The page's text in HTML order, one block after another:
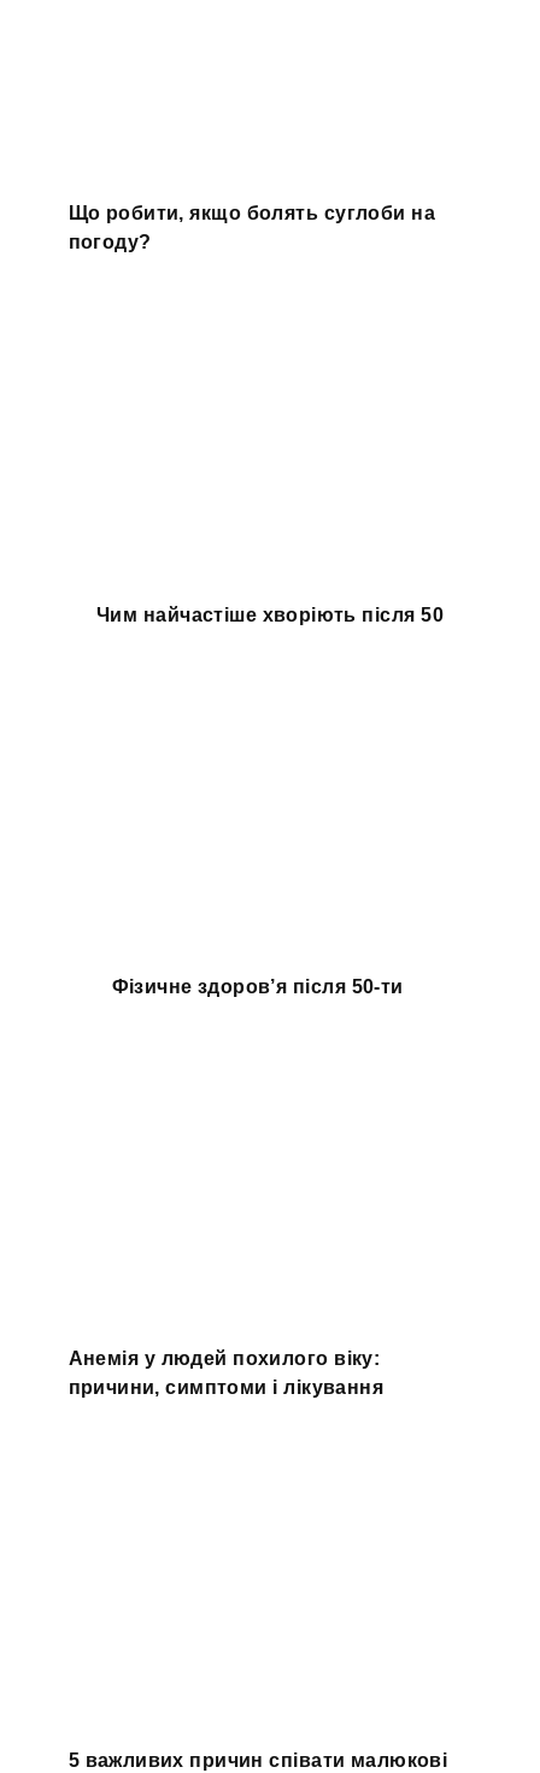
Що робити, якщо болять суглоби на
погоду?
Чим найчастіше хворіють після 50
Фізичне здоров’я після 50-ти
Анемія у людей похилого віку:
причини, симптоми і лікування
5 важливих причин співати малюкові